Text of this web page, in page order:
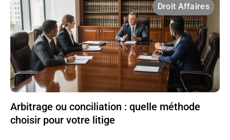
Droit Affaires
Arbitrage ou conciliation : quelle méthode
choisir pour votre litige